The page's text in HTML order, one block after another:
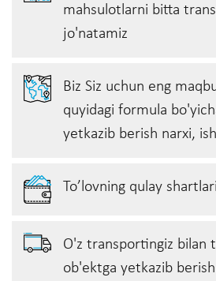
mahsulotlarni bitta
jo'natamiz
Biz Siz uchun eng
quyidagi formula
yetkazib berish narxi,
To’lovning qulay shartlari
O'z transportingiz bilan
ob'ektga yetkazib berish